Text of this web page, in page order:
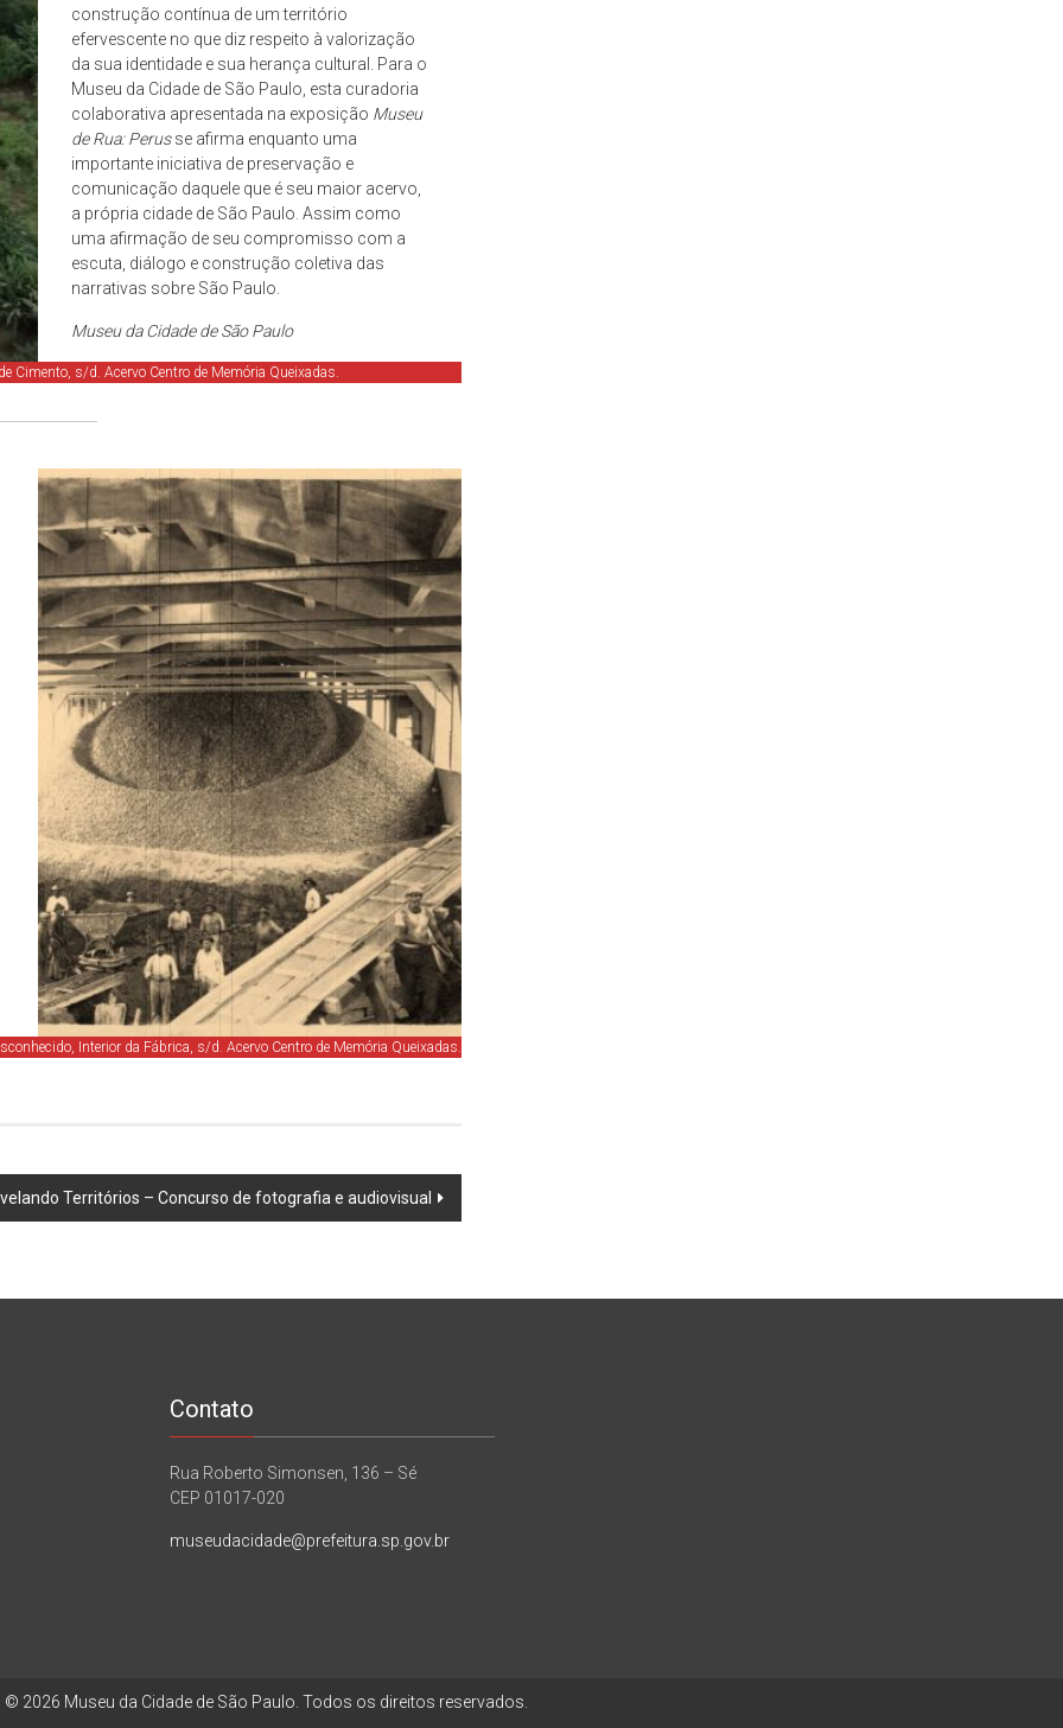
construção contínua de um território
efervescente no que diz respeito à valorização
da sua identidade e sua herança cultural. Para o
Museu da Cidade de São Paulo, esta curadoria
colaborativa apresentada na exposição Museu
de Rua: Perusse afirma enquanto uma
importante iniciativa de preservação e
comunicação daquele que é seu maior acervo,
a própria cidade de São Paulo. Assim como
uma afirmação de seu compromisso com a
escuta, diálogo e construção coletiva das
narrativas sobre São Paulo.
Museu da Cidade de São Paulo
Cimento, s/d. Acervo Centro de Memória Queixadas.
Interior da Fábrica, s/d. Acervo Centro de Memória Queixadas.
Territórios – Concurso de fotografia e audiovisual
Contato
Rua Roberto Simonsen, 136 – Sé
CEP 01017-020
museudacidade@prefeitura.sp.gov.br
© 2026 Museu da Cidade de São Paulo. Todos os direitos reservados.